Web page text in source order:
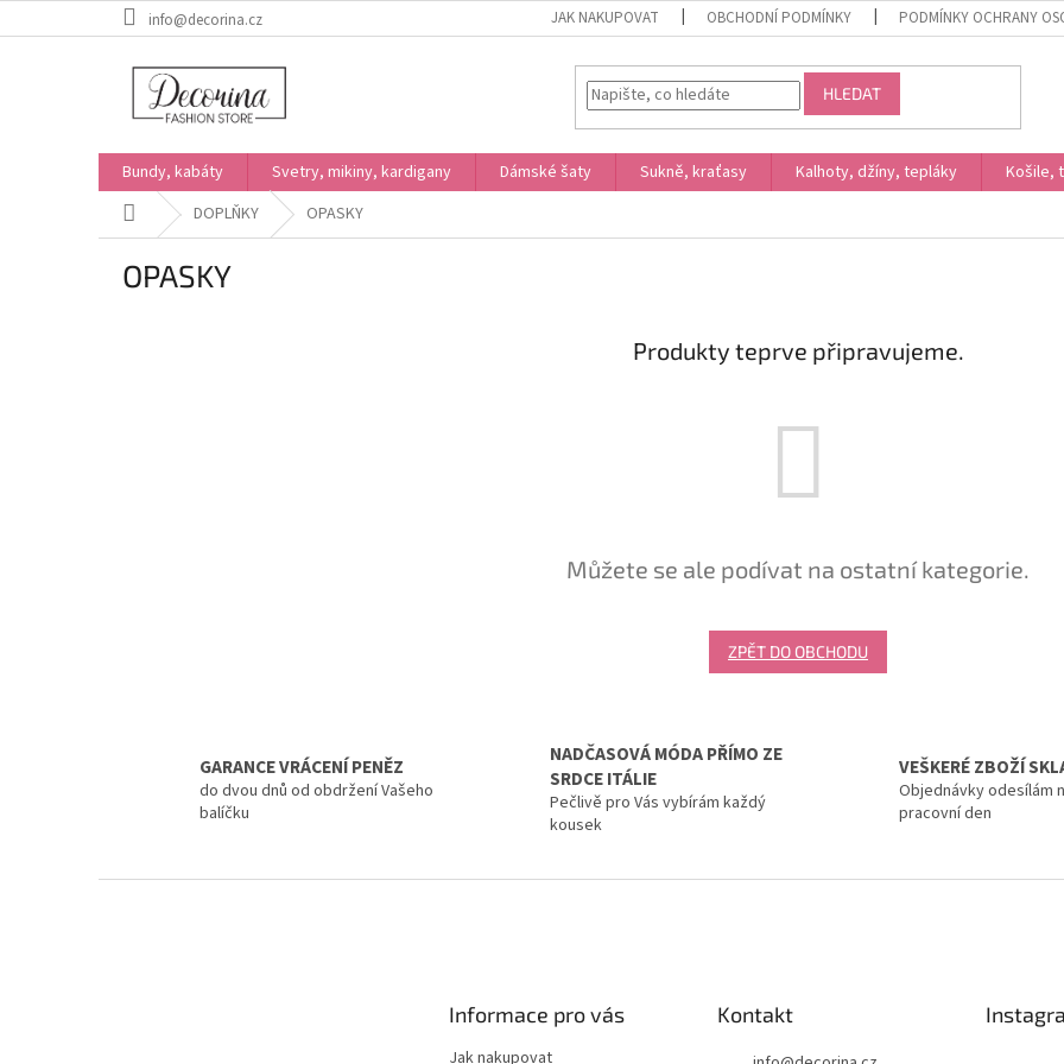
na
info@decorina.cz JAK NAKUPOVAT OBCHODNÍ PODMÍNKY PODMÍNKY OCHRANY
HLEDAT
Bundy, kabáty Svetry, mikiny, kardigany Dámské šaty Sukně, kraťasy Kalhoty, džíny, tepláky Košile,
Domů DOPLŇKY OPASKY
OPASKY
Produkty teprve připravujeme.
Můžete se ale podívat na ostatní kategorie.
ZPĚT DO OBCHODU
GARANCE VRÁCENÍ PENĚZ
do dvou dnů od obdržení Vašeho
balíčku
NADČASOVÁ MÓDA PŘÍMO ZE
SRDCE ITÁLIE
Pečlivě pro Vás vybírám každý
kousek
VEŠKERÉ ZBOŽÍ
Objednávky odesílám
pracovní den
Informace pro vás
Jak nakupovat
Kontakt